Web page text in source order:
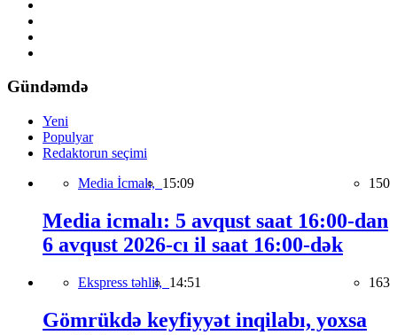
Gündəmdə
Yeni
Populyar
Redaktorun seçimi
Media İcmalı, 15:09 150
Media icmalı: 5 avqust saat 16:00-dan
6 avqust 2026-cı il saat 16:00-dək
Ekspress təhlil, 14:51 163
Gömrükdə keyfiyyət inqilabı, yoxsa